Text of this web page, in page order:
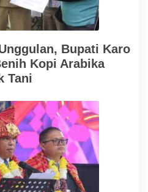
Bupati Karo
Kopi Arabika
Tani